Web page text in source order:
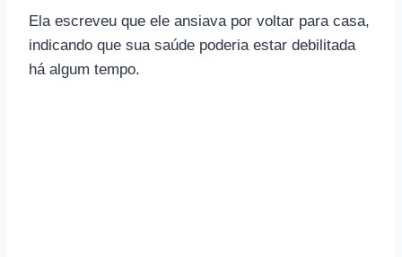
Ela escreveu que ele ansiava por voltar para casa,
indicando que sua saúde poderia estar debilitada
há algum tempo.